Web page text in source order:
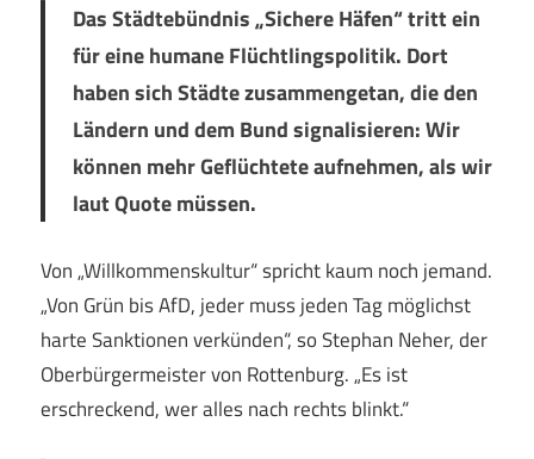
Das Städtebündnis „Sichere Häfen“ tritt ein
für eine humane Flüchtlingspolitik. Dort
haben sich Städte zusammengetan, die den
Ländern und dem Bund signalisieren: Wir
können mehr Geflüchtete aufnehmen, als wir
laut Quote müssen.
Von „Willkommenskultur“ spricht kaum noch jemand.
„Von Grün bis AfD, jeder muss jeden Tag möglichst
harte Sanktionen verkünden“, so Stephan Neher, der
Oberbürgermeister von Rottenburg. „Es ist
erschreckend, wer alles nach rechts blinkt.“